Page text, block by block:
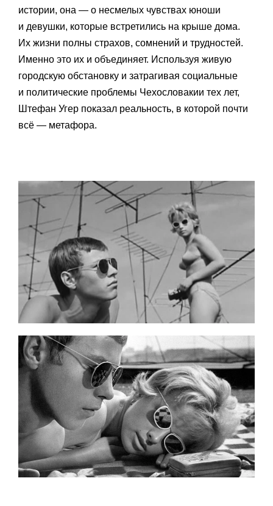
истории, она — о несмелых чувствах юноши
и девушки, которые встретились на крыше дома.
Их жизни полны страхов, сомнений и трудностей.
Именно это их и объединяет. Используя живую
городскую обстановку и затрагивая социальные
и политические проблемы Чехословакии тех лет,
Штефан Угер показал реальность, в которой почти
всё — метафора.